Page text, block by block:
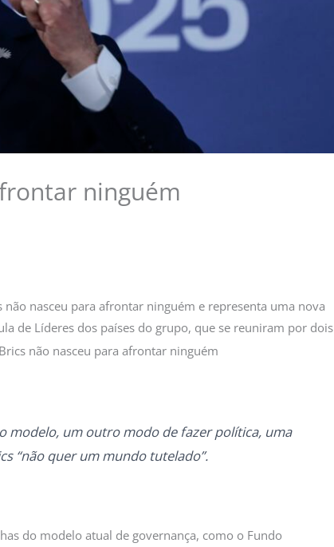
ninguém
nasceu para afrontar ninguém e representa uma nova
de Líderes dos países do grupo, que se reuniram por dois
modelo, um outro modo de fazer política, uma
“não quer um mundo tutelado”.
do modelo atual de governança, como o Fundo